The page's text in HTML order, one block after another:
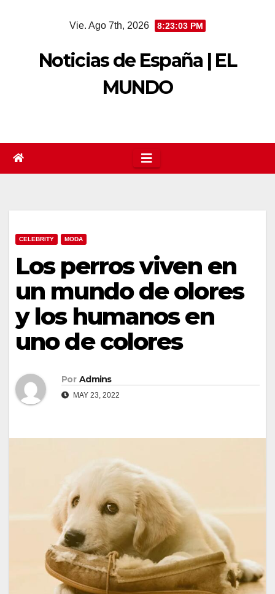
Vie. Ago 7th, 2026 8:23:04 PM
Noticias de España | EL
MUNDO
CELEBRITY MODA
Los perros viven en
un mundo de olores
y los humanos en
uno de colores
Por Admins
MAY 23, 2022